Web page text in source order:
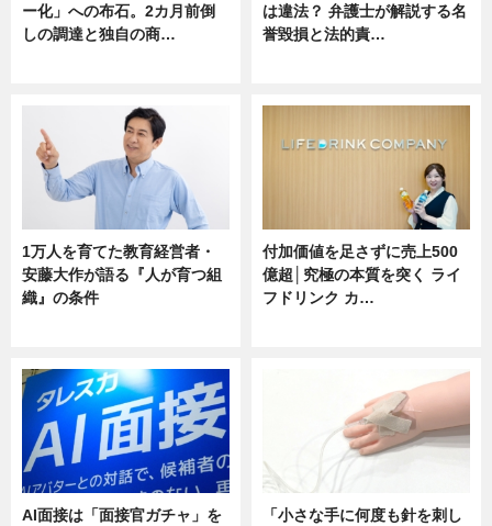
ー化」への布石。2カ月前倒
しの調達と独自の商…
は違法？ 弁護士が解説する名
誉毀損と法的責…
1万人を育てた教育経営者・
安藤大作が語る『人が育つ組
織』の条件
付加価値を足さずに売上500
億超│究極の本質を突く ライ
フドリンク カ…
AI面接は「面接官ガチャ」を
「小さな手に何度も針を刺し